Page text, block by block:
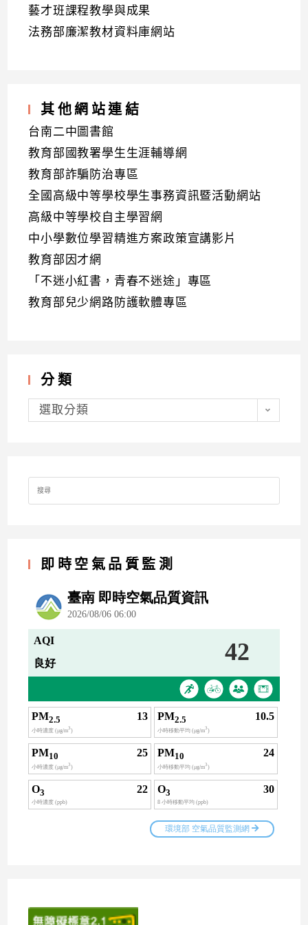
藝才班課程教學與成果
法務部廉潔教材資料庫網站
其他網站連結
台南二中圖書館
教育部國教署學生生涯輔導網
教育部詐騙防治專區
全國高級中等學校學生事務資訊暨活動網站
高級中等學校自主學習網
中小學數位學習精進方案政策宣講影片
教育部因才網
「不迷小紅書，青春不迷途」專區
教育部兒少網路防護軟體專區
分類
分
類選取分類
Search
for:
即時空氣品質監測